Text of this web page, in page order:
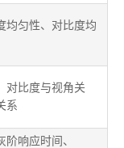
均匀性、对比度均
对比度与视角关
系
响应时间、